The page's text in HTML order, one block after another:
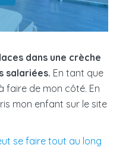
dans une crèche
salariées. En tant que
faire de mon côté. En
mon enfant sur le site
se faire tout au long